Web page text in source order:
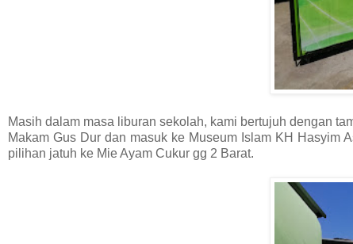
Masih dalam masa liburan sekolah, kami bertujuh dengan
Makam Gus Dur dan masuk ke Museum Islam KH Hasyim
pilihan jatuh ke Mie Ayam Cukur gg 2 Barat.